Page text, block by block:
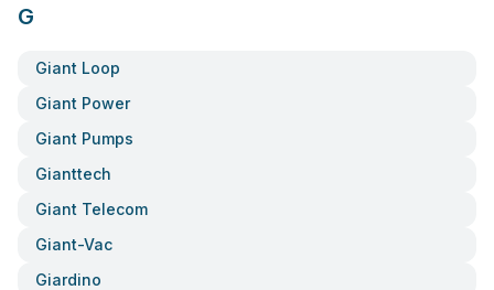
G
Giant Loop
Giant Power
Giant Pumps
Gianttech
Giant Telecom
Giant-Vac
Giardino